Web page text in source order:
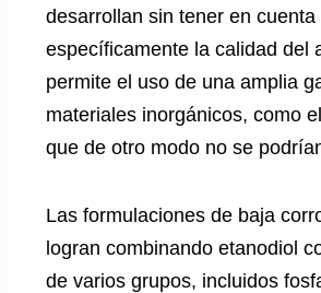
desarrollan sin tener en cuenta
específicamente la calidad del
permite el uso de una amplia
materiales inorgánicos, como
que de otro modo no se
Las formulaciones de baja
logran combinando etanodiol
de varios grupos, incluidos